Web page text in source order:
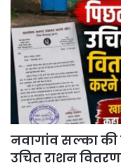
नवागांव सल्का
उचित राशन